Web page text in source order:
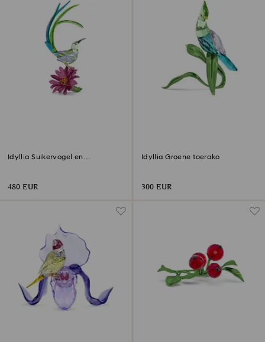
Idyllia Suikervogel en
480 EUR
Idyllia Groene toerako
300 EUR